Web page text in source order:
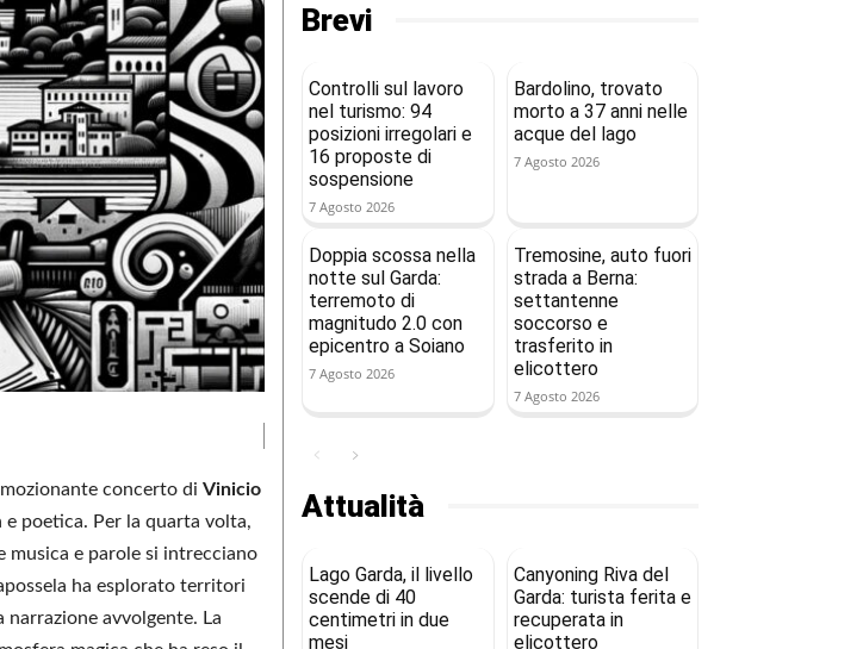
concerto di Vinicio
poetica. Per la quarta volta,
musica e parole si intrecciano
ha esplorato territori
avvolgente. La
Brevi
Controlli sul lavoro
nel turismo: 94
posizioni irregolari e
16 proposte di
sospensione
7 Agosto 2026
Bardolino, trovato
morto a 37 anni nelle
acque del lago
7 Agosto 2026
Doppia scossa nella
notte sul Garda:
terremoto di
magnitudo 2.0 con
epicentro a Soiano
7 Agosto 2026
Tremosine, auto fuori
strada a Berna:
settantenne
soccorso e
trasferito in
elicottero
7 Agosto 2026
Attualità
Lago Garda, il livello
scende di 40
centimetri in due
mesi
Canyoning Riva del
Garda: turista ferita e
recuperata in
elicottero